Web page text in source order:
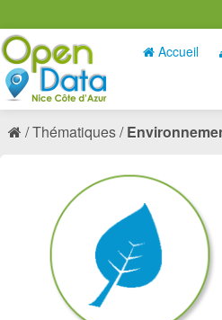
Accueil
Thématiques